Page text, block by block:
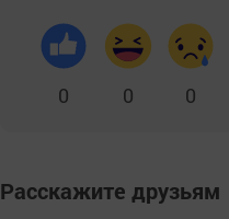
0 0 0
Расскажите друзьям